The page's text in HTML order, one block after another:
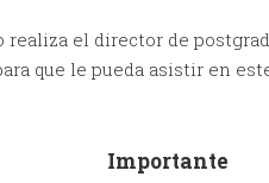
el director de
que le pueda asistir en
Importante